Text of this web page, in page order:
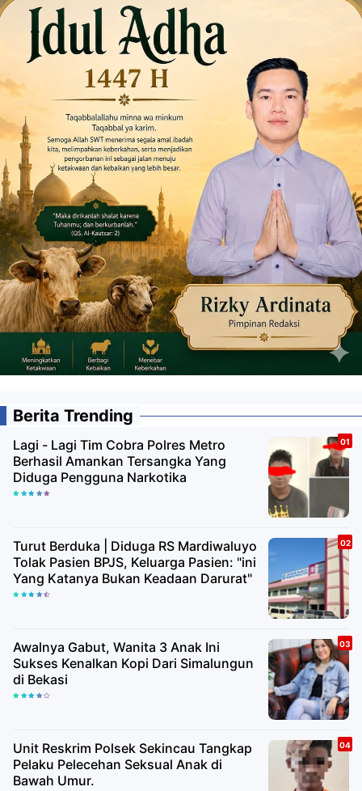
Berita Trending
Lagi - Lagi Tim Cobra Polres Metro
Berhasil Amankan Tersangka Yang
Diduga Pengguna Narkotika
Turut Berduka | Diduga RS Mardiwaluyo
Tolak Pasien BPJS, Keluarga Pasien: "ini
Yang Katanya Bukan Keadaan Darurat"
Awalnya Gabut, Wanita 3 Anak Ini
Sukses Kenalkan Kopi Dari Simalungun
di Bekasi
Unit Reskrim Polsek Sekincau Tangkap
Pelaku Pelecehan Seksual Anak di
Bawah Umur.